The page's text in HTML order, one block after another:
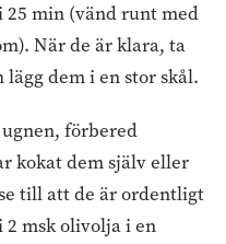
25 min (vänd runt med
När de är klara, ta
dem i en stor skål.
förbered
kokat dem själv eller
till att de är ordentligt
msk olivolja i en